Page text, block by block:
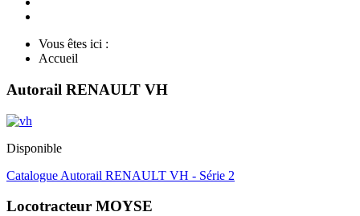
Vous êtes ici :
Accueil
Autorail RENAULT VH
Disponible
Catalogue Autorail RENAULT VH - Série 2
Locotracteur MOYSE